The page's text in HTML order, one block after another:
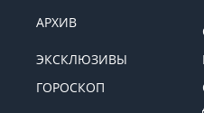
АРХИВ
ЭКСКЛЮЗИВЫ
ГОРОСКОП